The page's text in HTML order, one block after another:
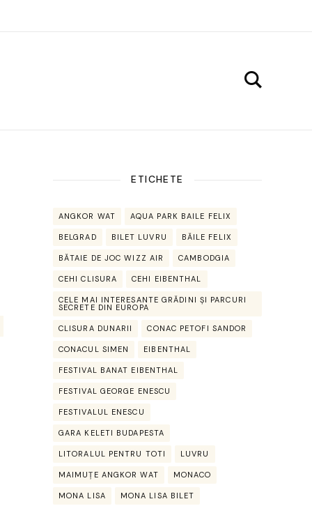
ETICHETE
ANGKOR WAT AQUA PARK BAILE FELIX
BELGRAD BILET LUVRU BĂILE FELIX
BĂTAIE DE JOC WIZZ AIR CAMBODGIA
CEHI CLISURA CEHI EIBENTHAL
CELE MAI INTERESANTE GRĂDINI ȘI PARCURI
SECRETE DIN EUROPA
CLISURA DUNARII CONAC PETOFI SANDOR
CONACUL SIMEN EIBENTHAL
FESTIVAL BANAT EIBENTHAL
FESTIVAL GEORGE ENESCU
FESTIVALUL ENESCU
GARA KELETI BUDAPESTA
LITORALUL PENTRU TOTI LUVRU
MAIMUȚE ANGKOR WAT MONACO
MONA LISA MONA LISA BILET